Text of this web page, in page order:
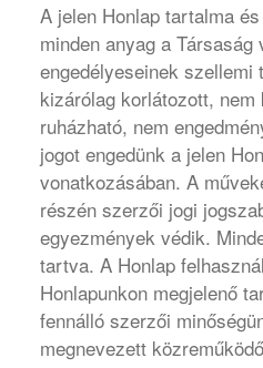
A jelen Honlap tartalma
minden anyag a Társaság
engedélyeseinek szellemi
kizárólag korlátozott,
ruházható, nem
jogot engedünk a jelen
vonatkozásában. A
részén szerzői jogi
egyezmények védik.
tartva. A Honlap
Honlapunkon megjelenő
fennálló szerzői
megnevezett